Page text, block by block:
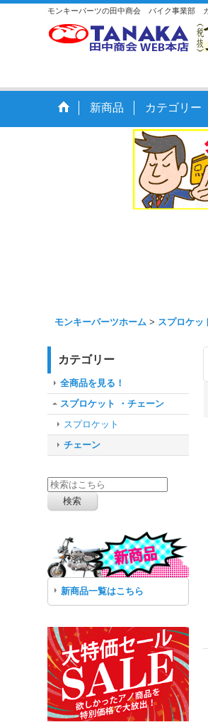
モンキーパーツの田中商会 バイク事業部 カ
新商品 カテゴリー
モンキーパーツホーム > スプロケッ
カテゴリー
全商品を見る！
スプロケット ・チェーン
スプロケット
チェーン
新商品一覧はこちら